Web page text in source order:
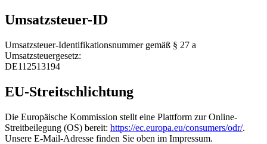
Umsatzsteuer-ID
Umsatzsteuer-Identifikationsnummer gemäß § 27 a
Umsatzsteuergesetz:
DE112513194
EU-Streitschlichtung
Die Europäische Kommission stellt eine Plattform zur Online-
Streitbeilegung (OS) bereit: https://ec.europa.eu/consumers/odr/.
Unsere E-Mail-Adresse finden Sie oben im Impressum.